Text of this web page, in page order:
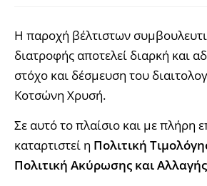
Η παροχή βέλτιστων
διατροφής αποτελεί διαρκή και
στόχο και δέσμευση του
Κοτσώνη Χρυσή.
Σε αυτό το πλαίσιο και με πλήρη
καταρτιστεί η Πολιτική
Πολιτική Ακύρωσης και